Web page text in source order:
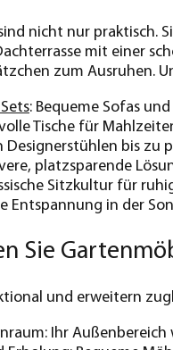
nicht nur praktisch.
mit einer
zum Ausruhen.
: Bequeme Sofas
Tische für
Designerstühlen bis zu
platzsparende
Sitzkultur für
Entspannung in der
Sie
und erweitern
Ihr